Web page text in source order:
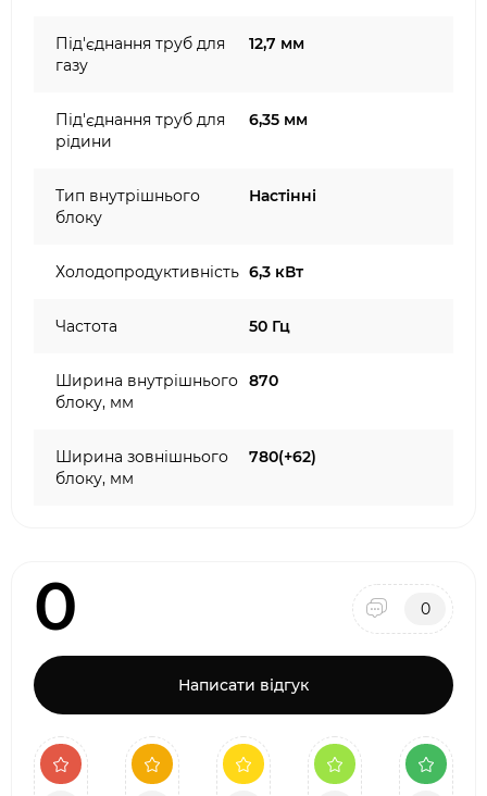
Під'єднання труб для
газу
12,7 мм
Під'єднання труб для
рідини
6,35 мм
Тип внутрішнього
блоку
Настінні
Холодопродуктивність 6,3 кВт
Частота 50 Гц
Ширина внутрішнього
блоку, мм
870
Ширина зовнішнього
блоку, мм
780(+62)
0 0
Написати відгук